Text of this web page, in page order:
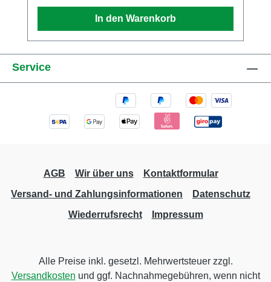
werden, dass man die Original Bodenplatte
entfernen kann. Danach kann das Modell mit
werden.
In den Warenkorb
Service
AGB Wir über uns
Kontaktformular
Versand- und Zahlungsinformationen
Datenschutz
Wiederrufsrecht
Impressum
Alle Preise inkl. gesetzl. Mehrwertsteuer zzgl.
Versandkosten und ggf. Nachnahmegebühren, wenn nicht